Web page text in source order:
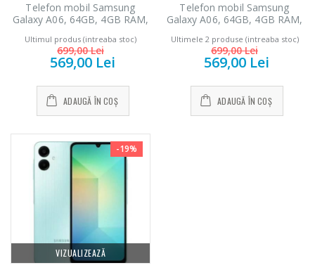
Telefon mobil Samsung
Galaxy A06, 64GB, 4GB RAM,
Ultimul produs (intreaba stoc)
699,00 Lei
569,00 Lei
ADAUGĂ ÎN COȘ
Telefon mobil Samsung
Galaxy A06, 64GB, 4GB RAM,
Ultimele 2 produse (intreaba stoc)
699,00 Lei
569,00 Lei
ADAUGĂ ÎN COȘ
VIZUALIZEAZĂ
-19%